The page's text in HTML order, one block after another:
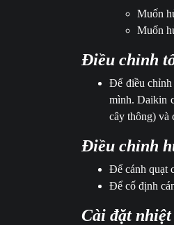
Muốn
Muốn
Điều chỉnh
Để điều chỉnh
mình. Daikin
cây thông) và
Điều chỉnh
Để cánh quạt
Để cố định
Cài đặt nhiệt